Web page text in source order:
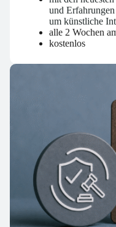
mit den
und Erfahrungen
um künstliche
alle 2 Wochen